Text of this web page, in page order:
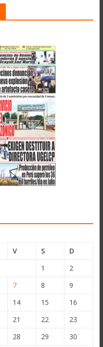
V S
D
1
2
7 8
9
14 15
16
21 22
23
28 29
30